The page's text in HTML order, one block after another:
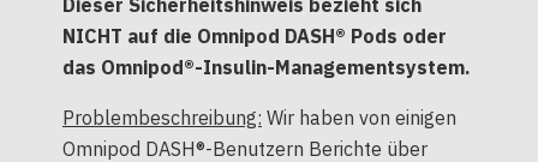
Dieser Sicherheitshinweis bezieht sich
NICHT auf die Omnipod DASH® Pods oder
das Omnipod®-Insulin-Managementsystem.
Problembeschreibung: Wir haben von einigen
Omnipod DASH®-Benutzern Berichte über